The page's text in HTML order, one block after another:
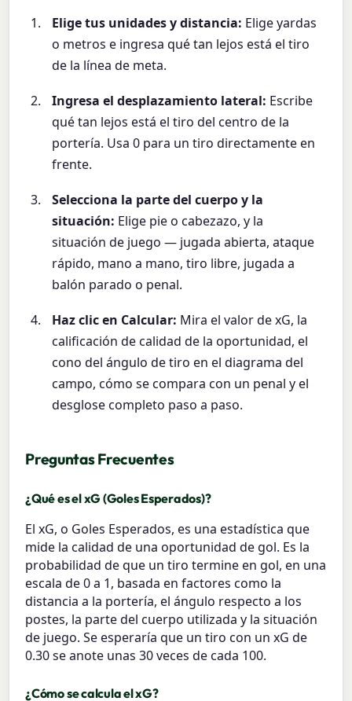
Elige tus unidades y distancia: Elige yardas
o metros e ingresa qué tan lejos está el tiro
de la línea de meta.
Ingresa el desplazamiento lateral: Escribe
qué tan lejos está el tiro del centro de la
portería. Usa 0 para un tiro directamente en
frente.
Selecciona la parte del cuerpo y la
situación: Elige pie o cabezazo, y la
situación de juego — jugada abierta, ataque
rápido, mano a mano, tiro libre, jugada a
balón parado o penal.
Haz clic en Calcular: Mira el valor de xG, la
calificación de calidad de la oportunidad, el
cono del ángulo de tiro en el diagrama del
campo, cómo se compara con un penal y el
desglose completo paso a paso.
Preguntas Frecuentes
¿Qué es el xG (Goles Esperados)?
El xG, o Goles Esperados, es una estadística que
mide la calidad de una oportunidad de gol. Es la
probabilidad de que un tiro termine en gol, en una
escala de 0 a 1, basada en factores como la
distancia a la portería, el ángulo respecto a los
postes, la parte del cuerpo utilizada y la situación
de juego. Se esperaría que un tiro con un xG de
0.30 se anote unas 30 veces de cada 100.
¿Cómo se calcula el xG?